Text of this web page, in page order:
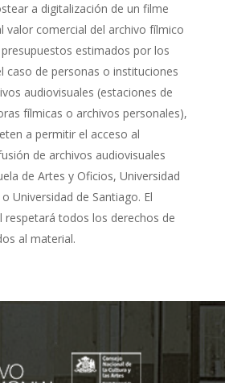
a digitalización de un filme
valor comercial del archivo fílmico
estimados por los
caso de personas o instituciones
audiovisuales (estaciones de
fílmicas o archivos personales),
a permitir el acceso al
de archivos audiovisuales
de Artes y Oficios, Universidad
Universidad de Santiago. El
respetará todos los derechos de
al material.